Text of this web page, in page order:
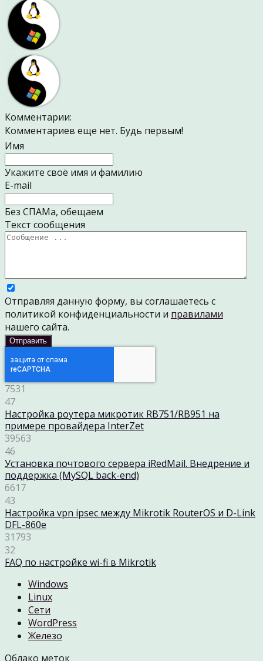
Комментарии:
Комментариев еще нет. Будь первым!
Имя
Укажите своё имя и фамилию
E-mail
Без СПАМа, обещаем
Текст сообщения
Отправляя данную форму, вы соглашаетесь с
политикой конфиденциальности и правилами
нашего сайта.
7531
47
Настройка роутера микротик RB751/RB951 на
примере провайдера InterZet
39563
46
Установка почтового сервера iRedMail. Внедрение и
поддержка (MySQL back-end)
6617
43
Настройка vpn ipsec между Mikrotik RouterOS и D-Link
DFL-860e
31793
32
FAQ по настройке wi-fi в Mikrotik
Windows
Linux
Cети
WordPress
Железо
Облако меток